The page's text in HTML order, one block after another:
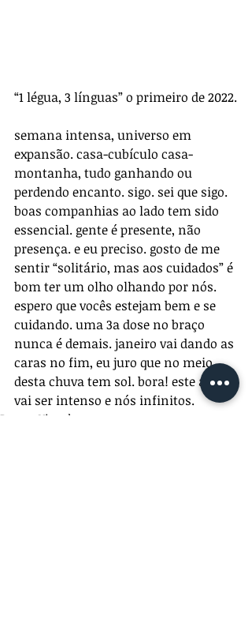
“1 légua, 3 línguas” o primeiro de 2022.
semana intensa, universo em
expansão. casa-cubículo casa-
montanha, tudo ganhando ou
perdendo encanto. sigo. sei que sigo.
boas companhias ao lado tem sido
essencial. gente é presente, não
presença. e eu preciso. gosto de me
sentir “solitário, mas aos cuidados” é
bom ter um olho olhando por nós.
espero que vocês estejam bem e se
cuidando. uma 3a dose no braço
nunca é demais. janeiro vai dando as
caras no fim, eu juro que no meio
desta chuva tem sol. bora! este ano
vai ser intenso e nós infinitos.
Poema Visual